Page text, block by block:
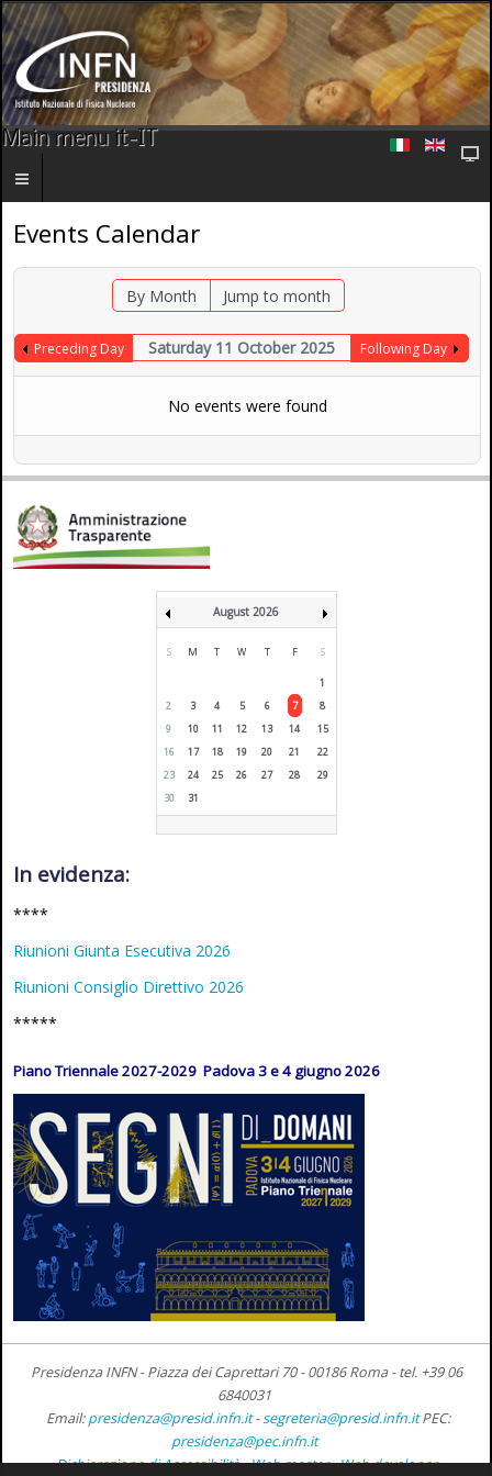
Main menu it-IT
Events Calendar
By Month Jump to month
Preceding Day Saturday 11 October 2025 Following Day
No events were found
August 2026
S M T W T F S
1
2
3 4 5 6 7
8
9
10 11 12 13 14
15
16
17 18 19 20 21
22
23
24 25 26 27 28
29
30
31
In evidenza:
****
Riunioni Giunta Esecutiva 2026
Riunioni Consiglio Direttivo 2026
*****
Piano Triennale 2027-2029 Padova 3 e 4 giugno 2026
Presidenza INFN - Piazza dei Caprettari 70 - 00186 Roma -tel. +39 06
6840031
Email:presidenza@presid.infn.it-segreteria@presid.infn.it PEC:
presidenza@pec.infn.it
Dichiarazione di Accessibilità-Web master-Web developer